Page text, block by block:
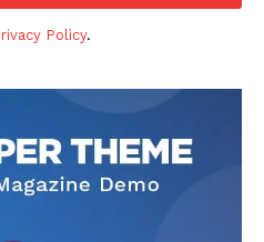
NOW
Policy.